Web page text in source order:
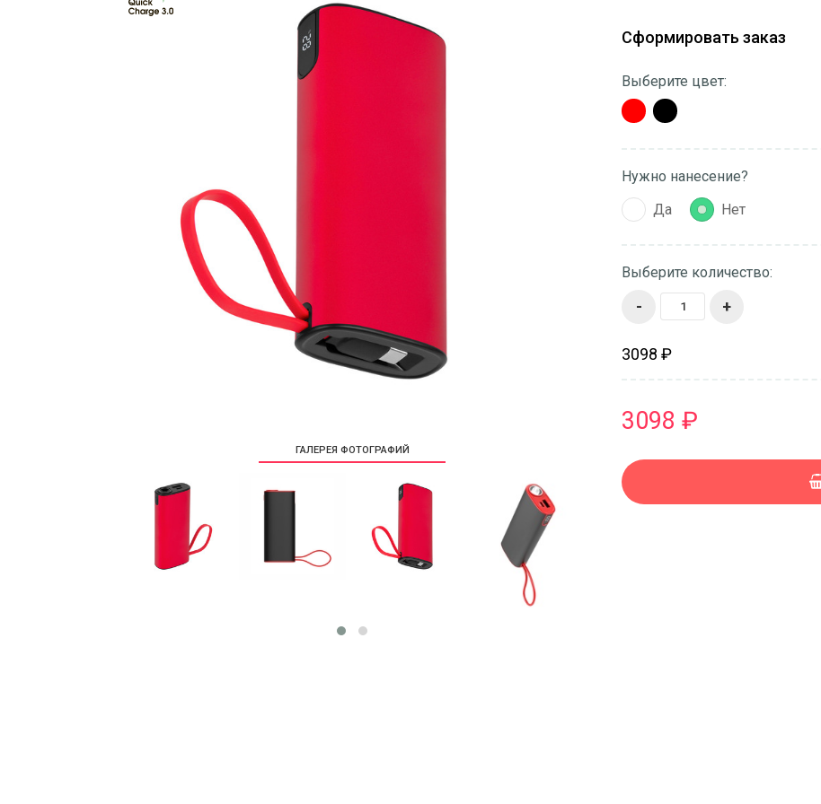
ГАЛЕРЕЯ ФОТОГРАФИЙ
Сформировать заказ
Выберите цвет:
Нужно нанесение?
Да
Нет
Выберите количество:
- +
3098 ₽
3098 ₽